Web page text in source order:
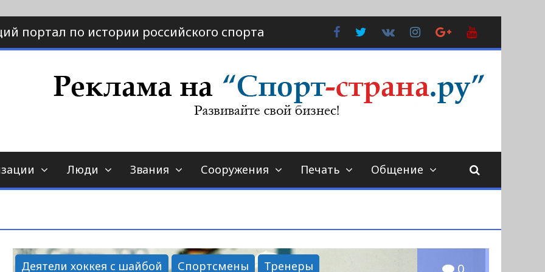
портал по истории российского спорта FacebookTwitter
Контакте
Instagram
Google
Plus
страна.ру
по истории спорта
Люди Звания Сооружения Печать Общение
Деятели хоккея с шайбой Спортсмены Тренеры 0